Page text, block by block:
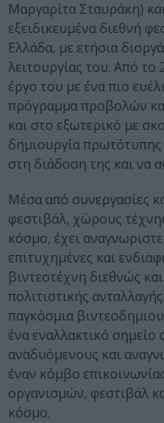
Μαργαρίτα Σταυράκη)
εξειδικευμένα διεθνή
Ελλάδα, με ετήσια
λειτουργίας του. Από το
έργο του με ένα πιο
πρόγραμμα προβολών
και στο εξωτερικό με
δημιουργία
στη διάδοση της και να
Μέσα από συνεργασίες
φεστιβάλ, χώρους
κόσμο, έχει
επιτυχημένες και
βιντεοτέχνη διεθνώς
πολιτιστικής
παγκόσμια
ένα εναλλακτικό
αναδυόμενους και
έναν κόμβο
οργανισμών, φεστιβάλ
κόσμο.